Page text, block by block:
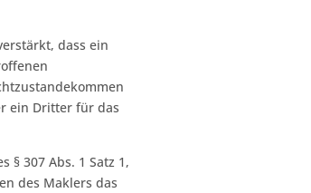
dass ein
ein Dritter für das
§ 307 Abs. 1 Satz 1,
des Maklers das